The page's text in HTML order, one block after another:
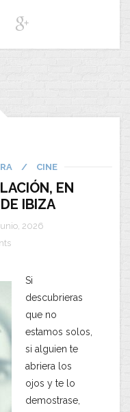
/ CINE
EN
IBIZA
2026
Si
descubrieras
que no
estamos solos,
si alguien te
abriera los
ojos y te lo
demostrase,